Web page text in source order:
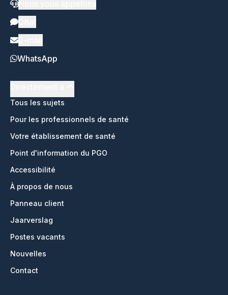
WhatsApp
Tous les sujets
Pour les professionnels de santé
Votre établissement de santé
Point d'information du PGO
Accessibilité
À propos de nous
Panneau client
Jaarverslag
Postes vacants
Nouvelles
Contact